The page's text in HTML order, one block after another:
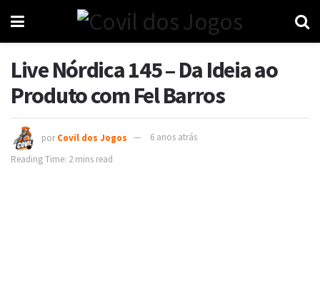
Live Nórdica 145 – Da Ideia ao
Produto com Fel Barros
por Covil dos Jogos
6 anos atrás
Reading Time: 2 mins read